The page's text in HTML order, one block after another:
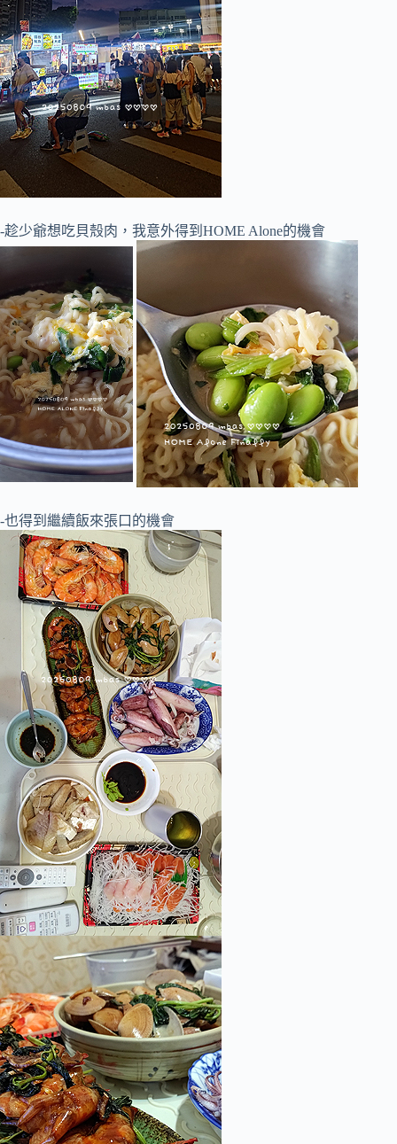
-趁少爺想吃貝殼肉，我意外得到HOME Alone的機會
-也得到繼續飯來張口的機會